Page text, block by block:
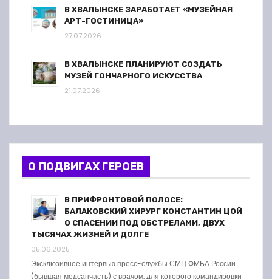
В ХВАЛЫНСКЕ ЗАРАБОТАЕТ «МУЗЕЙНАЯ
АРТ-ГОСТИНИЦА»
27.07.2026
В ХВАЛЫНСКЕ ПЛАНИРУЮТ СОЗДАТЬ
МУЗЕЙ ГОНЧАРНОГО ИСКУССТВА
21.07.2026
О ПОДВИГАХ ГЕРОЕВ
В ПРИФРОНТОВОЙ ПОЛОСЕ:
БАЛАКОВСКИЙ ХИРУРГ КОНСТАНТИН ЦОЙ
О СПАСЕНИИ ПОД ОБСТРЕЛАМИ, ДВУХ
ТЫСЯЧАХ ЖИЗНЕЙ И ДОЛГЕ
05.06.2025
Эксклюзивное интервью пресс-службы СМЦ ФМБА России
(бывшая медсанчасть) с врачом, для которого командировки